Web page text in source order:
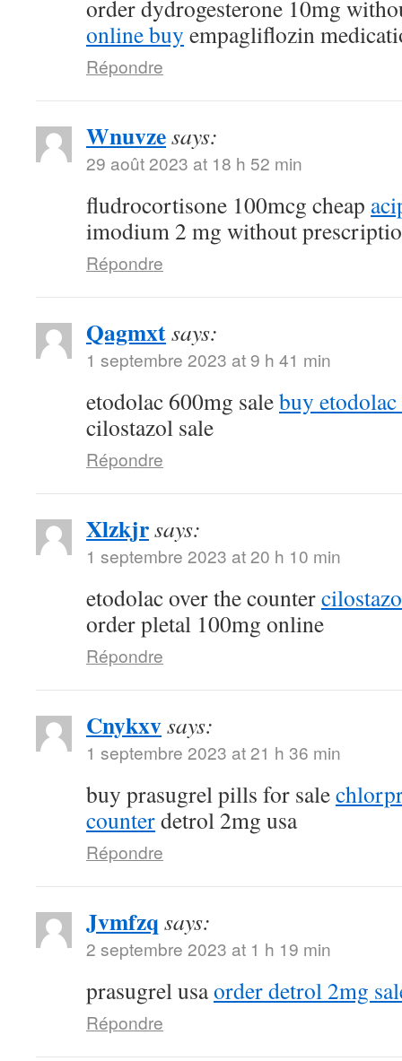
order dydrogesterone 10mg
online buy empagliflozin
Répondre
Wnuvzesays:
29 août 2023 at 18 h 52 min
fludrocortisone 100mcg cheap
imodium 2 mg without
Répondre
Qagmxtsays:
1 septembre 2023 at 9 h 41 min
etodolac 600mg salebuy
cilostazol sale
Répondre
Xlzkjrsays:
1 septembre 2023 at 20 h 10 min
etodolac over the counter
order pletal 100mg online
Répondre
Cnykxvsays:
1 septembre 2023 at 21 h 36 min
buy prasugrel pills for sale
counterdetrol 2mg usa
Répondre
Jvmfzq says:
2 septembre 2023 at 1 h 19 min
prasugrel usaorder detrol 2mg
Répondre